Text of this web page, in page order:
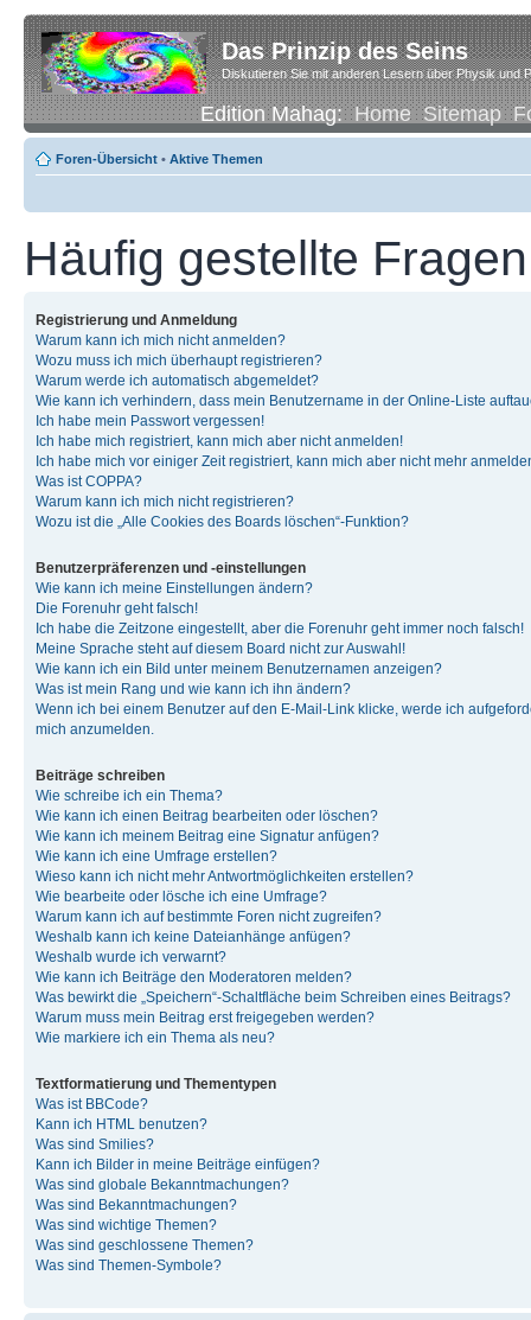
Das Prinzip des Seins
Diskutieren Sie mit anderen Lesern über Physik und
Edition Mahag:Home Sitemap
Foren-Übersicht • Aktive Themen
Häufig gestellte Fragen
Registrierung und Anmeldung
Warum kann ich mich nicht anmelden?
Wozu muss ich mich überhaupt registrieren?
Warum werde ich automatisch abgemeldet?
Wie kann ich verhindern, dass mein Benutzername in der Online-Liste
Ich habe mein Passwort vergessen!
Ich habe mich registriert, kann mich aber nicht anmelden!
Ich habe mich vor einiger Zeit registriert, kann mich aber nicht mehr
Was ist COPPA?
Warum kann ich mich nicht registrieren?
Wozu ist die „Alle Cookies des Boards löschen“-Funktion?
Benutzerpräferenzen und -einstellungen
Wie kann ich meine Einstellungen ändern?
Die Forenuhr geht falsch!
Ich habe die Zeitzone eingestellt, aber die Forenuhr geht immer noch falsch!
Meine Sprache steht auf diesem Board nicht zur Auswahl!
Wie kann ich ein Bild unter meinem Benutzernamen anzeigen?
Was ist mein Rang und wie kann ich ihn ändern?
Wenn ich bei einem Benutzer auf den E-Mail-Link klicke, werde ich
mich anzumelden.
Beiträge schreiben
Wie schreibe ich ein Thema?
Wie kann ich einen Beitrag bearbeiten oder löschen?
Wie kann ich meinem Beitrag eine Signatur anfügen?
Wie kann ich eine Umfrage erstellen?
Wieso kann ich nicht mehr Antwortmöglichkeiten erstellen?
Wie bearbeite oder lösche ich eine Umfrage?
Warum kann ich auf bestimmte Foren nicht zugreifen?
Weshalb kann ich keine Dateianhänge anfügen?
Weshalb wurde ich verwarnt?
Wie kann ich Beiträge den Moderatoren melden?
Was bewirkt die „Speichern“-Schaltfläche beim Schreiben eines Beitrags?
Warum muss mein Beitrag erst freigegeben werden?
Wie markiere ich ein Thema als neu?
Textformatierung und Thementypen
Was ist BBCode?
Kann ich HTML benutzen?
Was sind Smilies?
Kann ich Bilder in meine Beiträge einfügen?
Was sind globale Bekanntmachungen?
Was sind Bekanntmachungen?
Was sind wichtige Themen?
Was sind geschlossene Themen?
Was sind Themen-Symbole?